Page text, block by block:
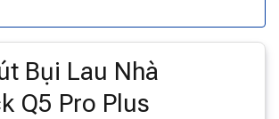
Bụi Lau Nhà
Q5 Pro Plus